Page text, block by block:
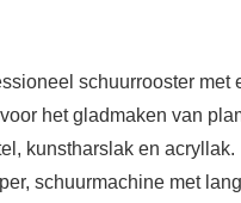
schuurrooster met
het gladmaken van
kunstharslak en acryllak.
schuurmachine met